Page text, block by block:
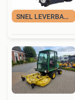
SNEL LEVERBAAR